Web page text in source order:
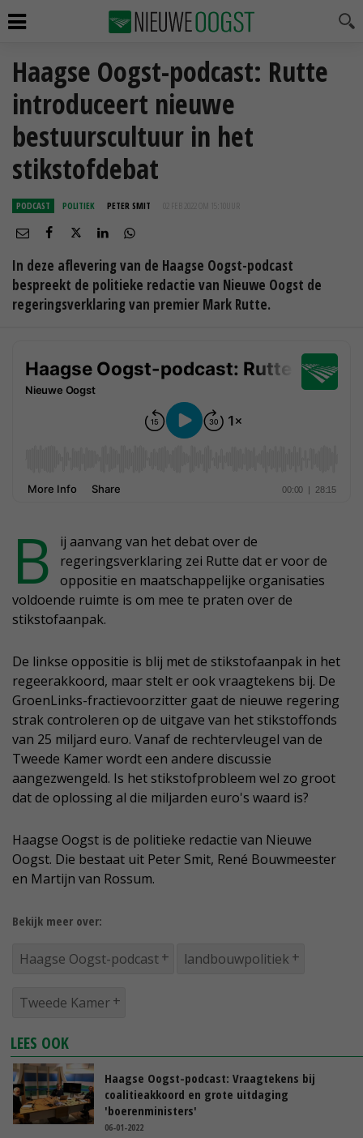
Haagse Oogst-podcast: Rutte
introduceert nieuwe
bestuurscultuur in het
stikstofdebat
PODCAST POLITIEK PETER SMIT 02 FEB 2022 OM 15:10
In deze aflevering van de Haagse Oogst-podcast
bespreekt de politieke redactie van Nieuwe Oogst de
regeringsverklaring van premier Mark Rutte.
B
ij aanvang van het debat over de
regeringsverklaring zei Rutte dat er voor de
oppositie en maatschappelijke organisaties
voldoende ruimte is om mee te praten over de
stikstofaanpak.
De linkse oppositie is blij met de stikstofaanpak in het
regeerakkoord, maar stelt er ook vraagtekens bij. De
GroenLinks-fractievoorzitter gaat de nieuwe regering
strak controleren op de uitgave van het stikstoffonds
van 25 miljard euro. Vanaf de rechtervleugel van de
Tweede Kamer wordt een andere discussie
aangezwengeld. Is het stikstofprobleem wel zo groot
dat de oplossing al die miljarden euro's waard is?
Haagse Oogst is de politieke redactie van Nieuwe
Oogst. Die bestaat uit Peter Smit, René Bouwmeester
en Martijn van Rossum.
Bekijk meer over:
Haagse Oogst-podcast landbouwpolitiek
Tweede Kamer
LEES OOK
Haagse Oogst-podcast: Vraagtekens bij
coalitieakkoord en grote uitdaging
'boerenministers'
06-01-2022